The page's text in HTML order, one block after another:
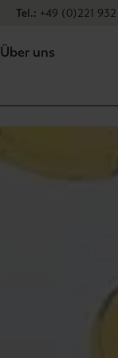
★ ★ ★ ★ ★
Tel.: +49 (0)221 932
Über uns